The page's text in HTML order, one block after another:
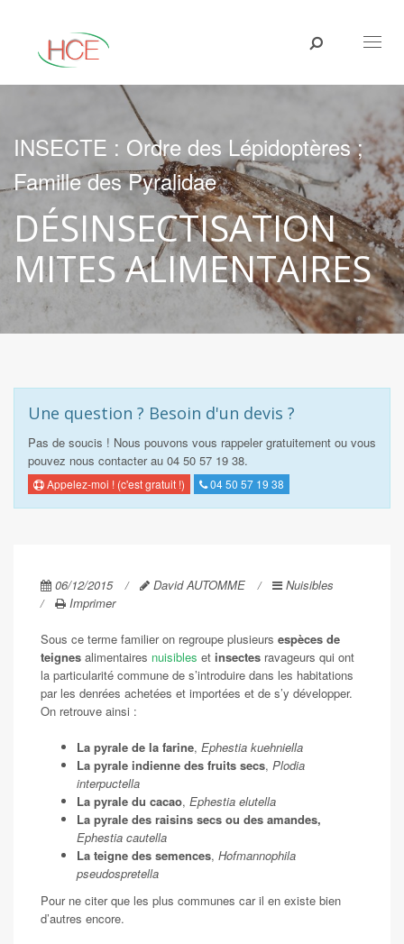
INSECTE : Ordre des Lépidoptères ;
Famille des Pyralidae
DÉSINSECTISATION
MITES ALIMENTAIRES
Une question ? Besoin d'un devis ?
Pas de soucis ! Nous pouvons vous rappeler gratuitement ou vous
pouvez nous contacter au 04 50 57 19 38.
Appelez-moi ! (c'est gratuit !) 04 50 57 19 38
06/12/2015 David AUTOMME
Nuisibles
Imprimer
Sous ce terme familier on regroupe plusieurs espèces de
teignes alimentaires nuisibles et insectes ravageurs qui ont
la particularité commune de s’introduire dans les habitations
par les denrées achetées et importées et de s’y développer.
On retrouve ainsi :
La pyrale de la farine, Ephestia kuehniella
La pyrale indienne des fruits secs, Plodia
interpuctella
La pyrale du cacao, Ephestia elutella
La pyrale des raisins secs ou des amandes,
Ephestia cautella
La teigne des semences, Hofmannophila
pseudospretella
Pour ne citer que les plus communes car il en existe bien
d’autres encore.